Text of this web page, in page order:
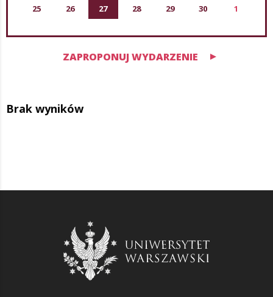
25 26 27 28 29 30 1
ZAPROPONUJ WYDARZENIE
Brak wyników